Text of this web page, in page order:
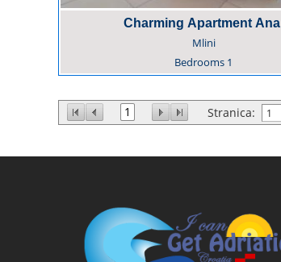
Charming Apartment Ana
Mlini
Bedrooms 1
1 Stranica: